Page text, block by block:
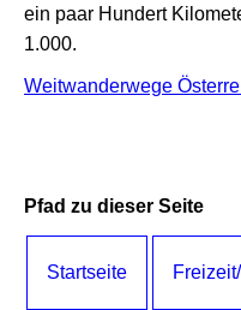
ein paar Hundert
1.000.
Weitwanderwege
Pfad zu dieser Seite
Startseite